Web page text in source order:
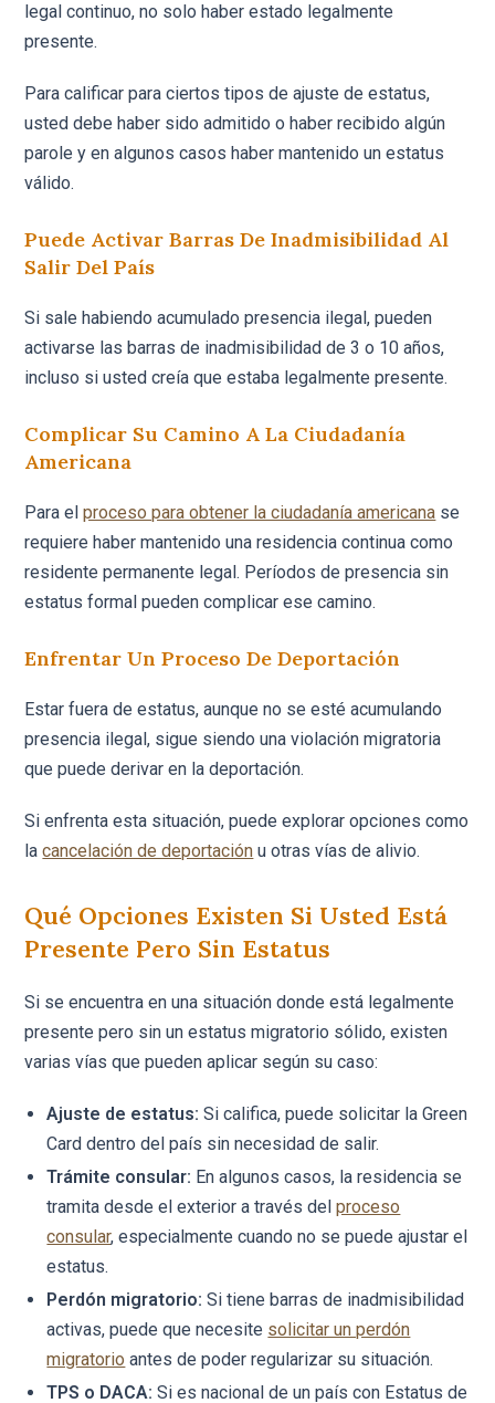
legal continuo, no solo haber estado legalmente
presente.
Para calificar para ciertos tipos de ajuste de estatus,
usted debe haber sido admitido o haber recibido algún
parole y en algunos casos haber mantenido un estatus
válido.
Puede Activar Barras De Inadmisibilidad Al
Salir Del País
Si sale habiendo acumulado presencia ilegal, pueden
activarse las barras de inadmisibilidad de 3 o 10 años,
incluso si usted creía que estaba legalmente presente.
Complicar Su Camino A La Ciudadanía
Americana
Para elproceso para obtener la ciudadanía americana se
requiere haber mantenido una residencia continua como
residente permanente legal. Períodos de presencia sin
estatus formal pueden complicar ese camino.
Enfrentar Un Proceso De Deportación
Estar fuera de estatus, aunque no se esté acumulando
presencia ilegal, sigue siendo una violación migratoria
que puede derivar en la deportación.
Si enfrenta esta situación, puede explorar opciones como
lacancelación de deportación u otras vías de alivio.
Qué Opciones Existen Si Usted Está
Presente Pero Sin Estatus
Si se encuentra en una situación donde está legalmente
presente pero sin un estatus migratorio sólido, existen
varias vías que pueden aplicar según su caso:
Ajuste de estatus: Si califica, puede solicitar la Green
Card dentro del país sin necesidad de salir.
Trámite consular: En algunos casos, la residencia se
tramita desde el exterior a través delproceso
consular, especialmente cuando no se puede ajustar el
estatus.
Perdón migratorio: Si tiene barras de inadmisibilidad
activas, puede que necesite solicitar un perdón
migratorio antes de poder regularizar su situación.
TPS o DACA: Si es nacional de un país con Estatus de